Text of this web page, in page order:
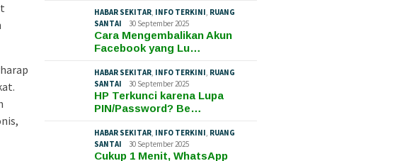
HABAR SEKITAR, INFO TERKINI, RUANG
SANTAI
30 September 2025
Cara Mengembalikan Akun
Facebook yang Lu…
HABAR SEKITAR, INFO TERKINI, RUANG
SANTAI
30 September 2025
HP Terkunci karena Lupa
PIN/Password? Be…
HABAR SEKITAR, INFO TERKINI, RUANG
SANTAI
30 September 2025
Cukup 1 Menit, WhatsApp